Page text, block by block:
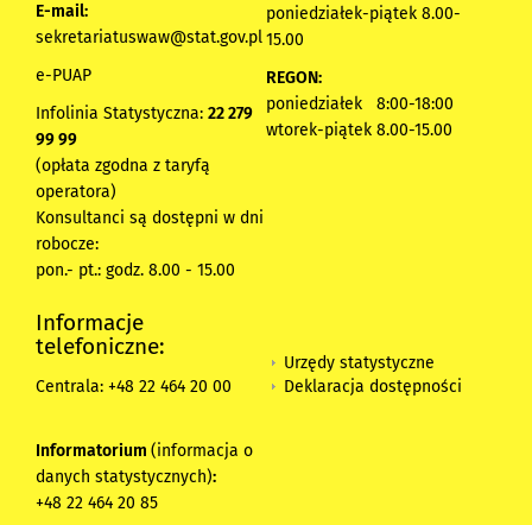
E-mail:
sekretariatuswaw@stat.gov.pl
e-PUAP
Infolinia Statystyczna: 22 279
99 99
(opłata zgodna z taryfą
operatora)
Konsultanci są dostępni w dni
robocze:
pon.- pt.: godz. 8.00 - 15.00
poniedziałek-piątek 8.00-
15.00
REGON:
poniedziałek 8:00-18:00
wtorek-piątek 8.00-15.00
Informacje
telefoniczne:
Centrala: +48 22 464 20 00
Informatorium (informacja o
danych statystycznych):
+48 22 464 20 85
Urzędy statystyczne
Deklaracja dostępności